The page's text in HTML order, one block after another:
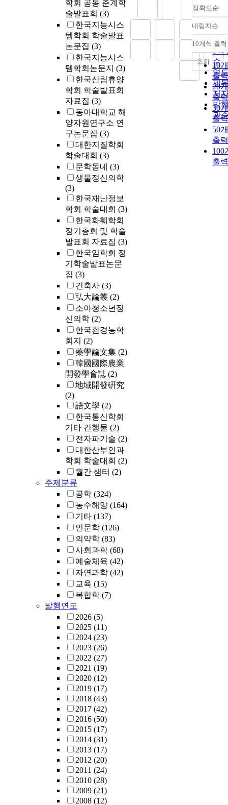
학회 공동 춘계학
술발표회 (3)
한국지능시스
템학회 학술발표
논문집 (3)
한국지능시스
템학회논문지 (3)
한국산림휴양
학회 학술발표회
자료집 (3)
동아대학교 해
양자원연구소 연
구논문집 (3)
대한지질학회
학술대회 (3)
문학동네 (3)
생물정신의학
(3)
한국재난정보
학회 학술대회 (3)
한국화훼학회
정기총회 및 학술
발표회 자료집 (3)
한국임학회 정
기학술발표논문
집 (3)
건축사 (3)
弘大論叢 (2)
소아청소년정
신의학 (2)
한국환경농학
회지 (2)
藥學論文集 (2)
韓國國際農業
開發學會誌 (2)
地域開發硏究
(2)
語文學 (2)
한국통신학회
기타 간행물 (2)
전자파기술 (2)
대한산부인과
학회 학술대회 (2)
월간 샘터 (2)
주제분류
공학 (324)
농수해양 (164)
기타 (137)
인문학 (126)
의약학 (83)
사회과학 (68)
예술체육 (42)
자연과학 (42)
교육 (15)
복합학 (7)
발행연도
2026 (5)
2025 (11)
2024 (23)
2023 (26)
2022 (27)
2021 (19)
2020 (12)
2019 (17)
2018 (43)
2017 (42)
2016 (50)
2015 (17)
2014 (31)
2013 (17)
2012 (20)
2011 (24)
2010 (28)
2009 (21)
2008 (12)
정확도순
정
순
인
순
연
제
저
발
관
내림차순
내
10개씩 출력
10
출력
20
출력
30
출력
50
출력
100
출력
조회